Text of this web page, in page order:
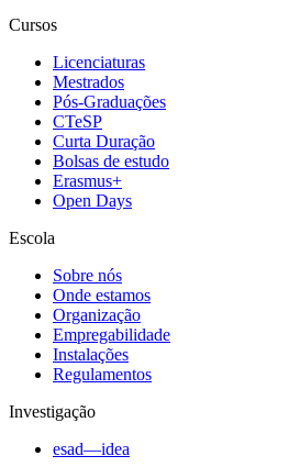
Cursos
Licenciaturas
Mestrados
Pós-Graduações
CTeSP
Curta Duração
Bolsas de estudo
Erasmus+
Open Days
Escola
Sobre nós
Onde estamos
Organização
Empregabilidade
Instalações
Regulamentos
Investigação
esad—idea